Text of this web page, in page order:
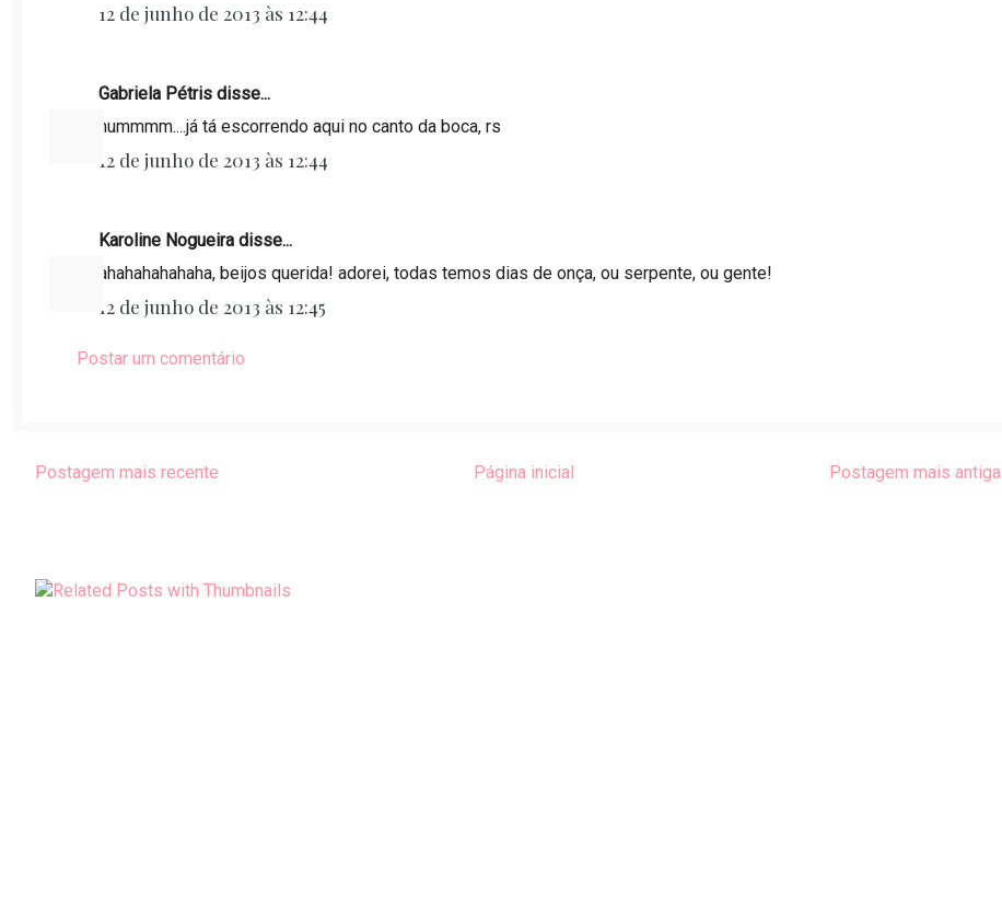
12 de junho de 2013 às 12:44
Gabriela Pétris disse...
hummmm....já tá escorrendo aqui no canto da boca, rs
12 de junho de 2013 às 12:44
Karoline Nogueira disse...
ahahahahahaha, beijos querida! adorei, todas temos dias de onça, ou serpente, ou gente!
12 de junho de 2013 às 12:45
Postar um comentário
Postagem mais recente Postagem mais antiga
Página inicial